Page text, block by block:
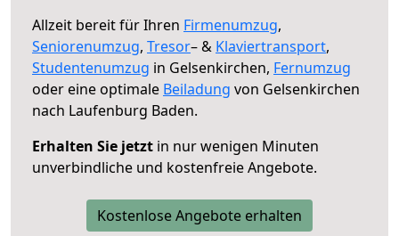
Allzeit bereit für Ihren Firmenumzug,
Seniorenumzug, Tresor– & Klaviertransport,
Studentenumzug in Gelsenkirchen, Fernumzug
oder eine optimale Beiladung von Gelsenkirchen
nach Laufenburg Baden.
Erhalten Sie jetzt in nur wenigen Minuten
unverbindliche und kostenfreie Angebote.
Kostenlose Angebote erhalten